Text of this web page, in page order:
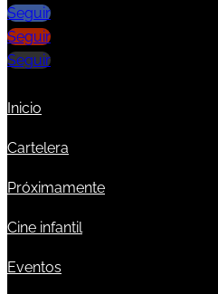
Seguir
Seguir
Seguir
Inicio
Cartelera
Próximamente
Cine infantil
Eventos